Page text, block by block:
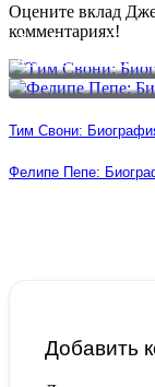
Оцените вклад
комментариях!
Тим Свони:
Фелипе Пепе:
Тим Свони:
Фелипе Пепе:
Добавить